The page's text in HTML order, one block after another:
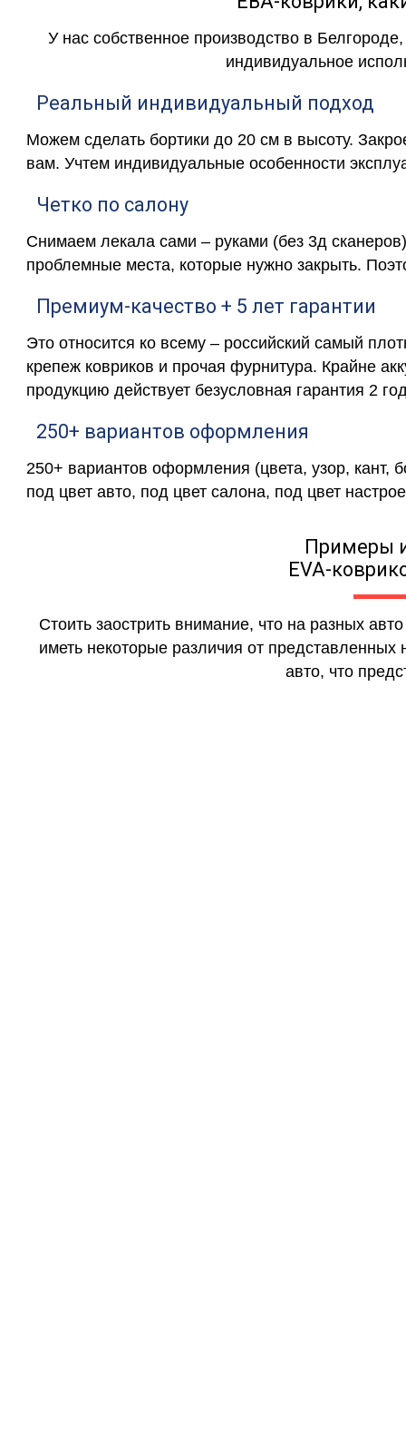
У нас собственное производство в
индивидуальное
Реальный индивидуальный подход
Можем сделать бортики до 20 см в высоту.
вам. Учтем индивидуальные особенности
Четко по салону
Снимаем лекала сами – руками (без 3д
проблемные места, которые нужно закрыть.
Премиум-качество + 5 лет гарантии
Это относится ко всему – российский самый
крепеж ковриков и прочая фурнитура. Крайне
продукцию действует безусловная гарантия 2
250+ вариантов оформления
250+ вариантов оформления (цвета, узор, кант,
под цвет авто, под цвет салона, под цвет
Примеры
EVA-
Стоить заострить внимание, что на разных
иметь некоторые различия от
авто, что